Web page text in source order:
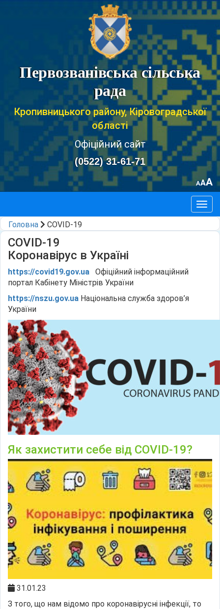
Первозванівська сільська
рада
Кропивницького району, Кіровоградської
області
Офіційний сайт
(0522) 31-61-71
AAA
Головна
COVID-19
COVID-19
Коронавірус в Україні
https://covid19.gov.ua
Офіційний інформаційний
портал Кабінету Міністрів України
https://nszu.gov.ua Національна служба здоров’я
України
Як захистити себе від COVID-19?
31.01.23
З того, що нам відомо про коронавірусні інфекції, то